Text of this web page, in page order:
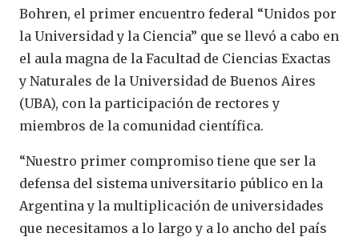
Bohren, el primer encuentro federal “Unidos por
la Universidad y la Ciencia” que se llevó a cabo en
el aula magna de la Facultad de Ciencias Exactas
y Naturales de la Universidad de Buenos Aires
(UBA), con la participación de rectores y
miembros de la comunidad científica.
“Nuestro primer compromiso tiene que ser la
defensa del sistema universitario público en la
Argentina y la multiplicación de universidades
que necesitamos a lo largo y a lo ancho del país